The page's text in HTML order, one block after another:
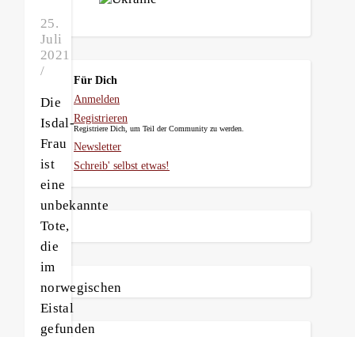
25.
Juli
2021
/
Die
Isdal-
Frau
ist
eine
unbekannte
Tote,
die
im
norwegischen
Eistal
gefunden
Für Dich
Anmelden
Registrieren
Registriere Dich, um Teil der Community zu werden.
Newsletter
Schreib' selbst etwas!